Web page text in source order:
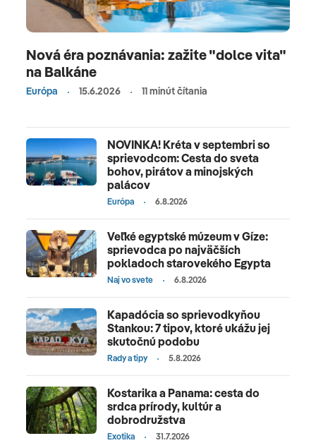
Nová éra poznávania: zažite "dolce vita"
na Balkáne
Európa 15.6.2026 11 minút čítania
NOVINKA! Kréta v septembri so
sprievodcom: Cesta do sveta
bohov, pirátov a minojských
palácov
Európa 6.8.2026
Veľké egyptské múzeum v Gíze:
sprievodca po najväčších
pokladoch starovekého Egypta
Naj vo svete 6.8.2026
Kapadócia so sprievodkyňou
Stankou: 7 tipov, ktoré ukážu jej
skutočnú podobu
Rady a tipy 5.8.2026
Kostarika a Panama: cesta do
srdca prírody, kultúr a
dobrodružstva
Exotika 31.7.2026